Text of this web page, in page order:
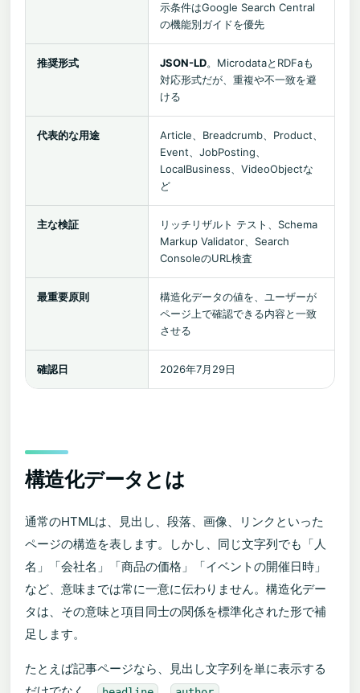
示条件はGoogle Search Central
の機能別ガイドを優先
推奨形式 JSON-LD。MicrodataとRDFaも
対応形式だが、重複や不一致を避
ける
代表的な用途
Article、Breadcrumb、Product、
Event、JobPosting、
LocalBusiness、VideoObjectな
ど
主な検証
リッチリザルト テスト、Schema
Markup Validator、Search
ConsoleのURL検査
最重要原則
構造化データの値を、ユーザーが
ページ上で確認できる内容と一致
させる
確認日 2026年7月29日
構造化データとは
通常のHTMLは、見出し、段落、画像、リンクといった
ページの構造を表します。しかし、同じ文字列でも「人
名」「会社名」「商品の価格」「イベントの開催日時」
など、意味までは常に一意に伝わりません。構造化デー
タは、その意味と項目同士の関係を標準化された形で補
足します。
たとえば記事ページなら、見出し文字列を単に表示する